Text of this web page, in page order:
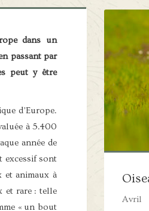
dans un
passant par
peut y être
d’Europe.
à 5.400
année de
excessif sont
et animaux à
et rare : telle
« un bout
Avril